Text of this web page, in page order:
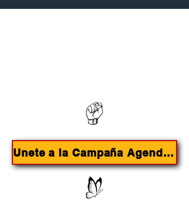
Unete a la Campaña Agenda de Inmigrantes para SLC!